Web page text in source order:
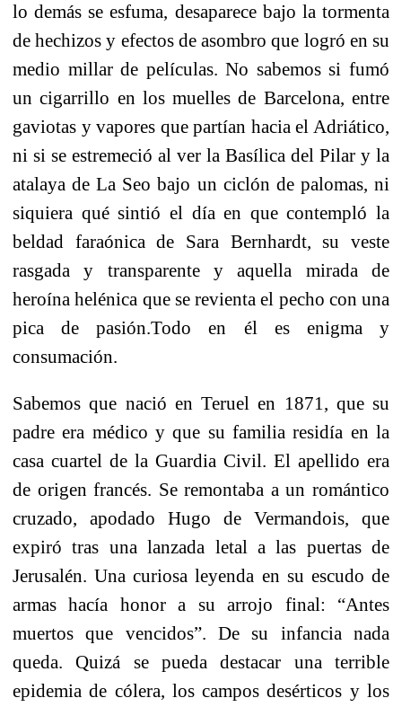
lo demás se esfuma, desaparece bajo la tormenta
de hechizos y efectos de asombro que logró en su
medio millar de películas. No sabemos si fumó
un cigarrillo en los muelles de Barcelona, entre
gaviotas y vapores que partían hacia el Adriático,
ni si se estremeció al ver la Basílica del Pilar y la
atalaya de La Seo bajo un ciclón de palomas, ni
siquiera qué sintió el día en que contempló la
beldad faraónica de Sara Bernhardt, su veste
rasgada y transparente y aquella mirada de
heroína helénica que se revienta el pecho con una
pica de pasión.Todo en él es enigma y
consumación.
Sabemos que nació en Teruel en 1871, que su
padre era médico y que su familia residía en la
casa cuartel de la Guardia Civil. El apellido era
de origen francés. Se remontaba a un romántico
cruzado, apodado Hugo de Vermandois, que
expiró tras una lanzada letal a las puertas de
Jerusalén. Una curiosa leyenda en su escudo de
armas hacía honor a su arrojo final: “Antes
muertos que vencidos”. De su infancia nada
queda. Quizá se pueda destacar una terrible
epidemia de cólera, los campos desérticos y los